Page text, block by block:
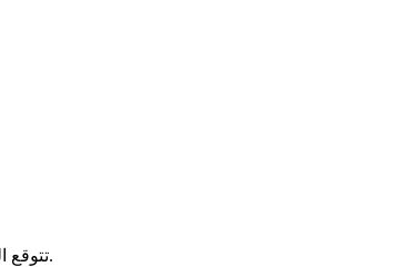
تتوقع الهيئة الوطنية للأرصاد الجوية تساقطات مطرية ضعيفة إلى معتدلة؛ على جنوب الحوض الغربي وجنوب لعصابه وكيديماغه وغورغول ولبراكنه وجنوب اترارزة.